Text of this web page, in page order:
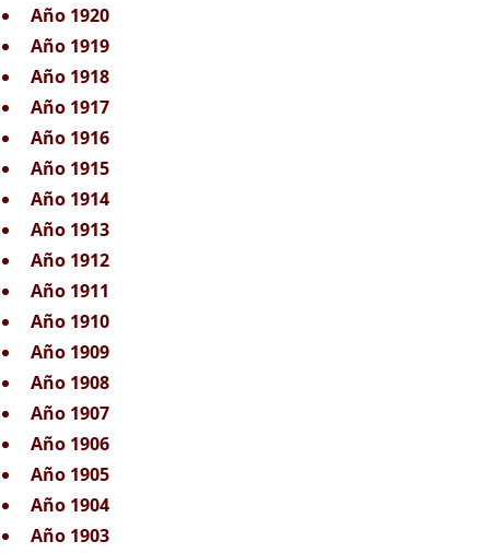
Año 1920
Año 1919
Año 1918
Año 1917
Año 1916
Año 1915
Año 1914
Año 1913
Año 1912
Año 1911
Año 1910
Año 1909
Año 1908
Año 1907
Año 1906
Año 1905
Año 1904
Año 1903